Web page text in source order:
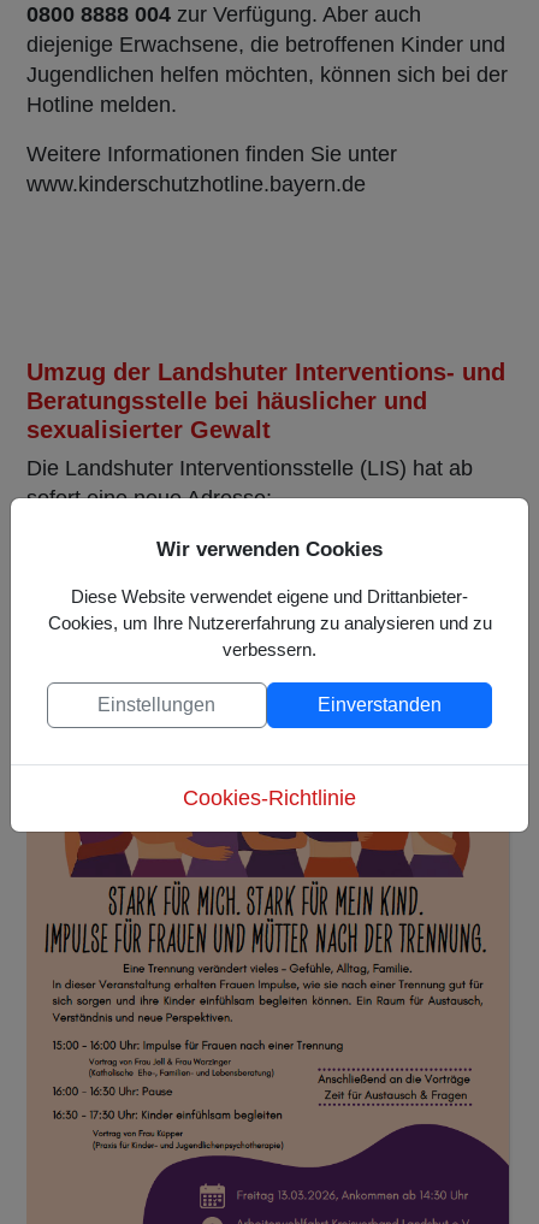
0800 8888 004 zur Verfügung. Aber auch
diejenige Erwachsene, die betroffenen Kinder und
Jugendlichen helfen möchten, können sich bei der
Hotline melden.
Weitere Informationen finden Sie unter
www.kinderschutzhotline.bayern.de
Umzug der Landshuter Interventions- und
Beratungsstelle bei häuslicher und
sexualisierter Gewalt
Die Landshuter Interventionsstelle (LIS) hat ab
sofort eine neue Adresse:
Ludmillastr. 15 - 15 a in 84034 Landshut
Stark für mich. Stark für mein Kind.
Wir verwenden Cookies
Diese Website verwendet eigene und Drittanbieter-
Cookies, um Ihre Nutzererfahrung zu analysieren und zu
verbessern.
Einstellungen Einverstanden
Cookies-Richtlinie